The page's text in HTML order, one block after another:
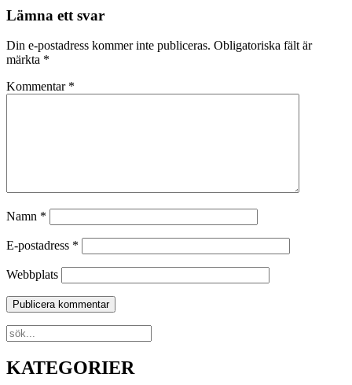
Lämna ett svar
Din e-postadress kommer inte publiceras. Obligatoriska fält är
märkta *
Kommentar *
Namn *
E-postadress *
Webbplats
KATEGORIER